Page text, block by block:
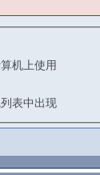
机上使用
表中出现